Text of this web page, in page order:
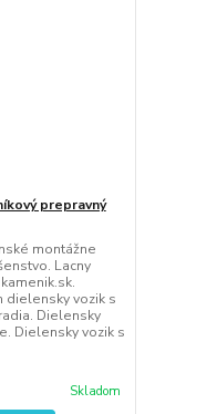
prepravný
montážne
Lacny
dielensky vozik s
Dielensky
Dielensky vozik s
Skladom